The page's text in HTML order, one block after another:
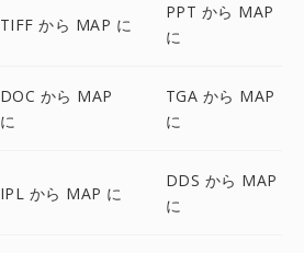
TIFF から MAP に
PPT から MAP
に
DOC から MAP
に
TGA から MAP
に
IPL から MAP に
DDS から MAP
に